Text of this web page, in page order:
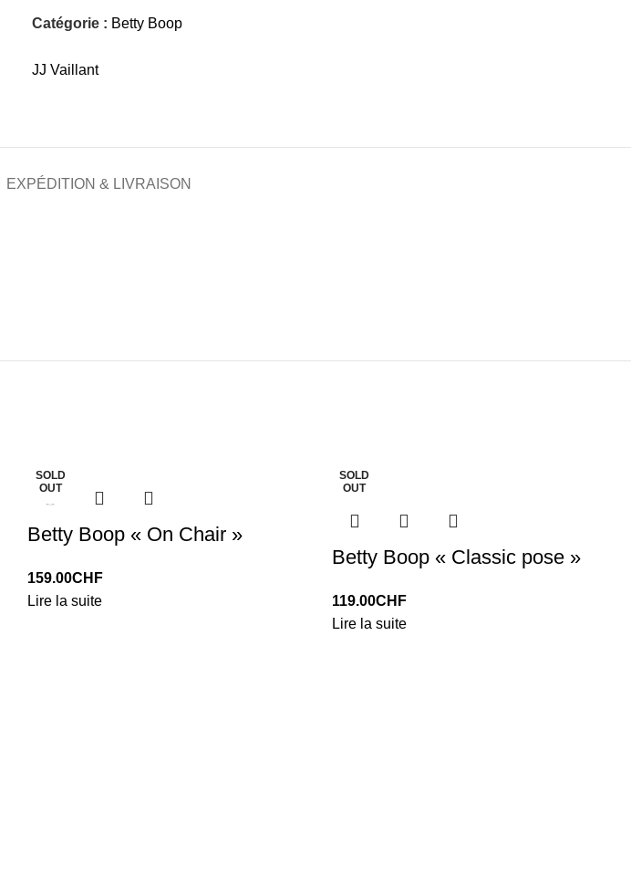
Catégorie : Betty Boop
JJ Vaillant
EXPÉDITION & LIVRAISON
SOLD
OUT
Betty Boop « On Chair »
159.00CHF
Lire la suite
SOLD
OUT
Betty Boop « Classic pose »
119.00CHF
Lire la suite